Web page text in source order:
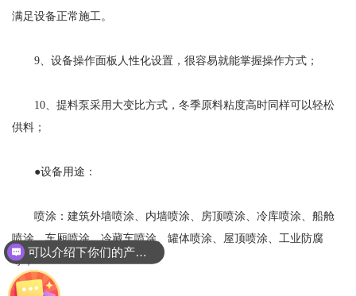
满足设备正常施工。
9、设备操作面板人性化设置，很容易就能掌握操作方式；
10、提料泵采用大变比方式，冬季原料粘度高时同样可以轻松
供料；
●设备用途：
喷涂：建筑外墙喷涂、内墙喷涂、房顶喷涂、冷库喷涂、船舱
喷涂、车厢喷涂、冷藏车喷涂、罐体喷涂、屋顶喷涂、工业防腐
等；
可以介绍下你们的产品么